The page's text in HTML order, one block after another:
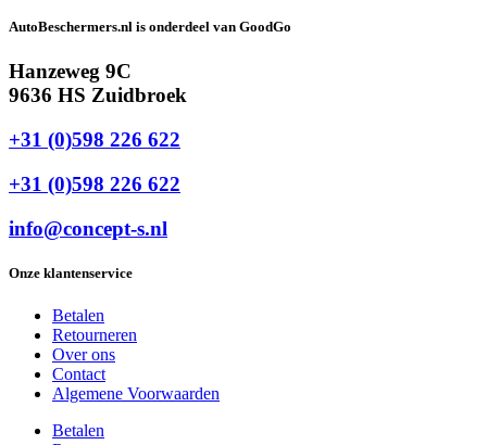
AutoBeschermers.nl is onderdeel van GoodGo
Hanzeweg 9C
9636 HS Zuidbroek
+31 (0)598 226 622
+31 (0)598 226 622
info@concept-s.nl
Onze klantenservice
Betalen
Retourneren
Over ons
Contact
Algemene Voorwaarden
Betalen